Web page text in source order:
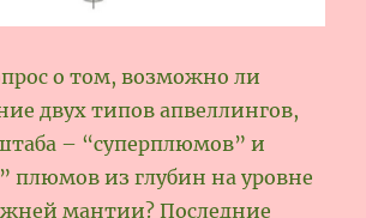
о том, возможно ли
двух типов апвеллингов,
– “суперплюмов” и
плюмов из глубин на уровне
мантии? Последние